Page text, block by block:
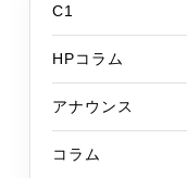
C1
HPコラム
アナウンス
コラム